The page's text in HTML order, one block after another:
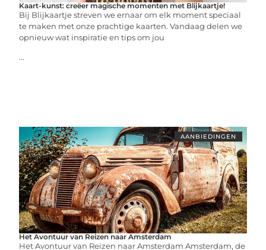
Kaart-kunst: creëer magische momenten met Blijkaartje!
Bij Blijkaartje streven we ernaar om elk moment speciaal
te maken met onze prachtige kaarten. Vandaag delen we
opnieuw wat inspiratie en tips om jou
...
AANBIEDINGEN
Het Avontuur van Reizen naar Amsterdam
Het Avontuur van Reizen naar Amsterdam Amsterdam, de